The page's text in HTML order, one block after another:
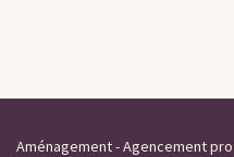
Aménagement - Agencement